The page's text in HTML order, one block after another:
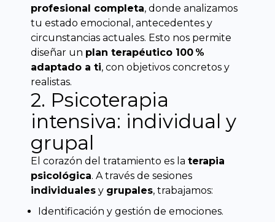
profesional completa, donde analizamos
tu estado emocional, antecedentes y
circunstancias actuales. Esto nos permite
diseñar un plan terapéutico 100 %
adaptado a ti, con objetivos concretos y
realistas.
2. Psicoterapia
intensiva: individual y
grupal
El corazón del tratamiento es la terapia
psicológica. A través de sesiones
individuales y grupales, trabajamos:
Identificación y gestión de emociones.